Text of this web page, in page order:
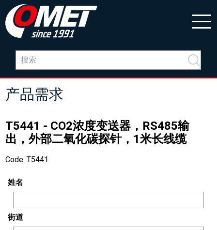
产品需求
T5441 - CO2浓度变送器，RS485输
出，外部二氧化碳探针，1米长线缆
Code: T5441
姓名
街道